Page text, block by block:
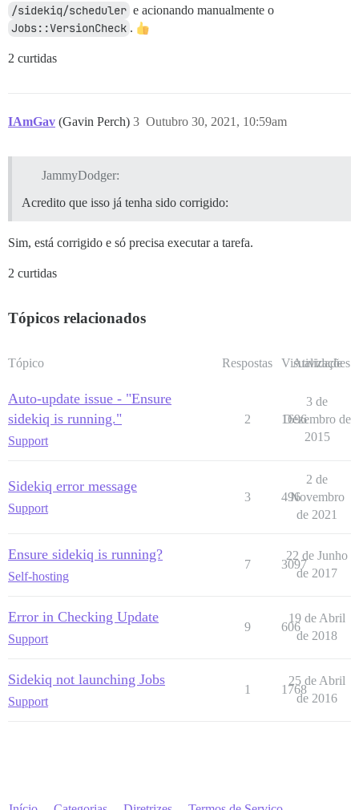
/sidekiq/scheduler e acionando manualmente o
Jobs::VersionCheck .
2 curtidas
IAmGav (Gavin Perch) Outubro 30, 2021, 10:59am
3
JammyDodger:
Acredito que isso já tenha sido corrigido:
Sim, está corrigido e só precisa executar a tarefa.
2 curtidas
Tópicos relacionados
Tópico Respostas Visualizações
Atividade
Auto-update issue - "Ensure
sidekiq is running."
Support
2 1696
3 de
Dezembro de
2015
Sidekiq error message
Support
3 496
2 de
Novembro
de 2021
Ensure sidekiq is running?
Self-hosting
7 3097
22 de Junho
de 2017
Error in Checking Update
Support
9 606
19 de Abril
de 2018
Sidekiq not launching Jobs
Support
1 1768
25 de Abril
de 2016